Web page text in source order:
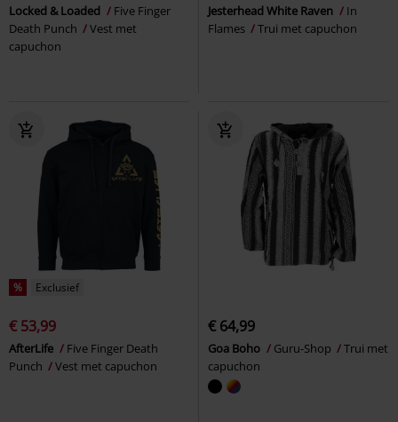
Locked & Loaded
Five Finger
Death Punch
Vest met
capuchon
Jesterhead White Raven
In
Flames
Trui met capuchon
% Exclusief
€ 53,99
AfterLife
Five Finger Death
Punch
Vest met capuchon
€ 64,99
Goa Boho Guru-Shop
Trui met
capuchon